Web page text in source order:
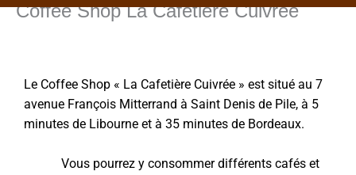
Coffee Shop La Cafetière Cuivrée
Le Coffee Shop « La Cafetière Cuivrée » est situé au 7
avenue François Mitterrand à Saint Denis de Pile, à 5
minutes de Libourne et à 35 minutes de Bordeaux.
Vous pourrez y consommer différents cafés et